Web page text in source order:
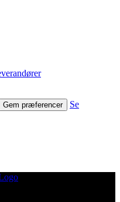
Gem præferencer
Se